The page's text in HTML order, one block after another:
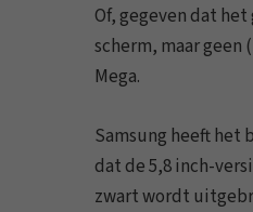
Of, gegeven dat
scherm, maar geen
Mega.
Samsung heeft het
dat de 5,8 inch-
zwart wordt